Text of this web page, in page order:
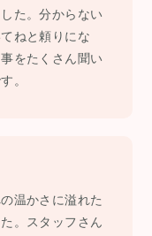
た。分からない
ねと頼りにな
をたくさん聞い
。
温かさに溢れた
。スタッフさん